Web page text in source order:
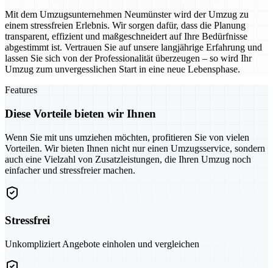
Mit dem Umzugsunternehmen Neumünster wird der Umzug zu
einem stressfreien Erlebnis. Wir sorgen dafür, dass die Planung
transparent, effizient und maßgeschneidert auf Ihre Bedürfnisse
abgestimmt ist. Vertrauen Sie auf unsere langjährige Erfahrung und
lassen Sie sich von der Professionalität überzeugen – so wird Ihr
Umzug zum unvergesslichen Start in eine neue Lebensphase.
Features
Diese Vorteile bieten wir Ihnen
Wenn Sie mit uns umziehen möchten, profitieren Sie von vielen
Vorteilen. Wir bieten Ihnen nicht nur einen Umzugsservice, sondern
auch eine Vielzahl von Zusatzleistungen, die Ihren Umzug noch
einfacher und stressfreier machen.
Stressfrei
Unkompliziert Angebote einholen und vergleichen